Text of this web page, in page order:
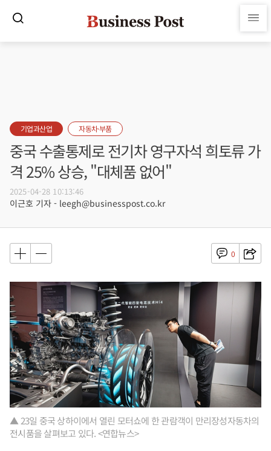
기업과산업 자동차·부품
중국 수출통제로 전기차 영구자석 희토류 가
격 25% 상승, "대체품 없어"
2025-04-28 10:13:46
이근호 기자 - leegh@businesspost.co.kr
0
▲ 23일 중국 상하이에서 열린 모터쇼에 한 관람객이 만리장성자동차의
전시품을 살펴보고 있다. <연합뉴스>